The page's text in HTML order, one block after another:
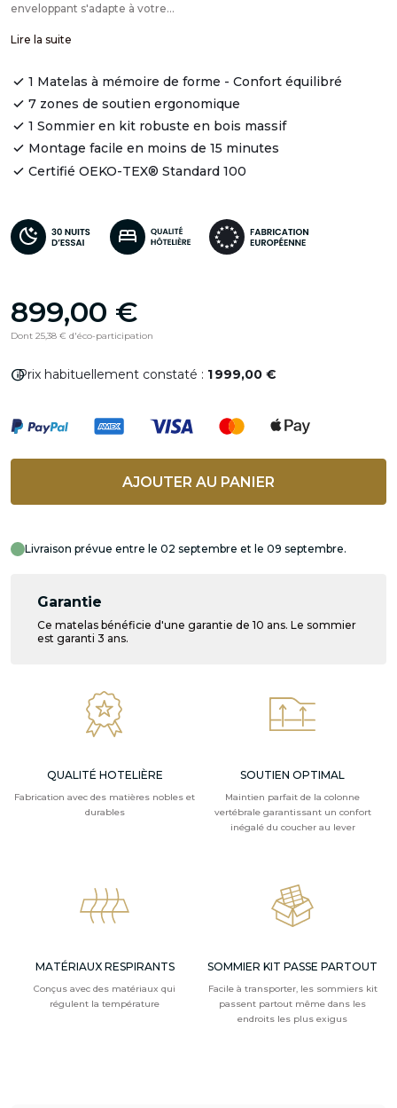
enveloppant s'adapte à votre...
Lire la suite
1 Matelas à mémoire de forme - Confort équilibré
7 zones de soutien ergonomique
1 Sommier en kit robuste en bois massif
Montage facile en moins de 15 minutes
Certifié OEKO-TEX® Standard 100
899,00 €
Dont 25,38 € d'éco-participation
infoPrix habituellement constaté : 1 999,00 €
AJOUTER AU PANIER
Livraison prévue entre le 02 septembre et le 09 septembre.
Garantie
Ce matelas bénéficie d'une garantie de 10 ans. Le sommier
est garanti 3 ans.
QUALITÉ HOTELIÈRE
Fabrication avec des matières nobles et
durables
SOUTIEN OPTIMAL
Maintien parfait de la colonne
vertébrale garantissant un confort
inégalé du coucher au lever
MATÉRIAUX RESPIRANTS
Conçus avec des matériaux qui
régulent la température
SOMMIER KIT PASSE PARTOUT
Facile à transporter, les sommiers kit
passent partout même dans les
endroits les plus exigus